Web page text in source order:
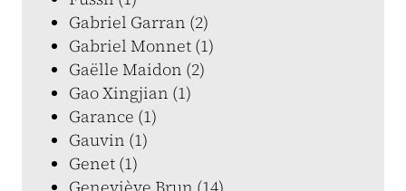
Gabriel Garran (2)
Gabriel Monnet (1)
Gaëlle Maidon (2)
Gao Xingjian (1)
Garance (1)
Gauvin (1)
Genet (1)